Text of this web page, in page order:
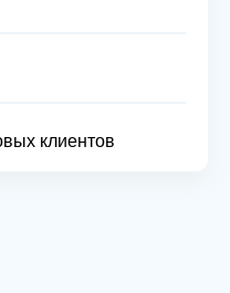
клиентов